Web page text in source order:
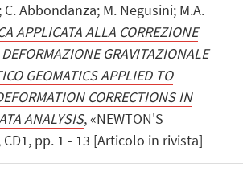
C. Abbondanza; M. Negusini; M.A.
APPLICATA ALLA CORREZIONE
GRAVITAZIONALE
GEOMATICS APPLIED TO
CORRECTIONS IN
ANALYSIS, «NEWTON'S
CD1, pp. 1 - 13 [Articolo in rivista]